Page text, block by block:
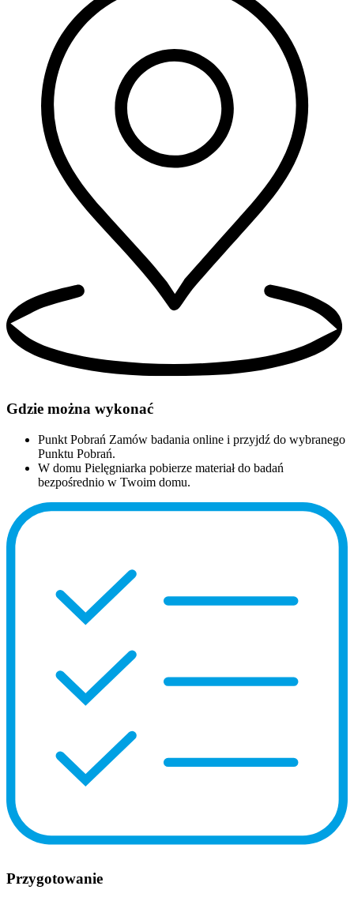
Gdzie można wykonać
Punkt Pobrań Zamów badania online i przyjdź do wybranego
Punktu Pobrań.
W domu Pielęgniarka pobierze materiał do badań
bezpośrednio w Twoim domu.
Przygotowanie